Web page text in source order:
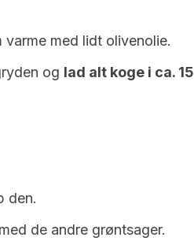
med lidt olivenolie.
og lad alt koge i ca. 15
den.
de andre grøntsager.